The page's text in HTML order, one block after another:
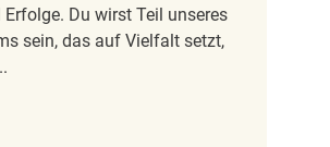
Du wirst Teil unseres
sein, das auf Vielfalt setzt,
Time Merchandise Associate REQ142197